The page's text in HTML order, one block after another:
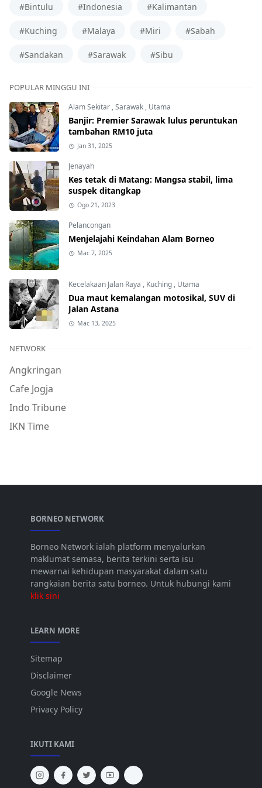
#Bintulu #Indonesia #Kalimantan
#Kuching #Malaya #Miri #Sabah
#Sandakan #Sarawak #Sibu
POPULAR MINGGU INI
Alam Sekitar,Sarawak, Utama
Banjir: Premier Sarawak lulus peruntukan
tambahan RM10 juta
Jan 31, 2025
Jenayah
Kes tetak di Matang: Mangsa stabil, lima
suspek ditangkap
Ogo 21, 2023
Pelancongan
Menjelajahi Keindahan Alam Borneo
Mac 7, 2025
Kecelakaan Jalan Raya , Kuching, Utama
Dua maut kemalangan motosikal, SUV di
Jalan Astana
Mac 13, 2025
NETWORK
Angkringan
Cafe Jogja
Indo Tribune
IKN Time
BORNEO NETWORK
Borneo Network ialah platform menyalurkan
maklumat semasa, berita terkini serta isu
mewarnai kehidupan masyarakat dalam satu
rangkaian berita satu borneo. Untuk hubungi kami
klik sini
LEARN MORE
Sitemap
Disclaimer
Google News
Privacy Policy
IKUTI KAMI